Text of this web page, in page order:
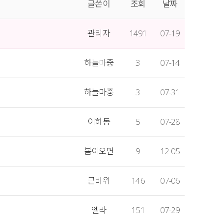
글쓴이 조회 날짜
관리자 1491 07-19
하늘마중 3 07-14
하늘마중 3 07-31
이하동 5 07-28
봄이오면 9 12-05
큰바위 146 07-06
엘라 151 07-29